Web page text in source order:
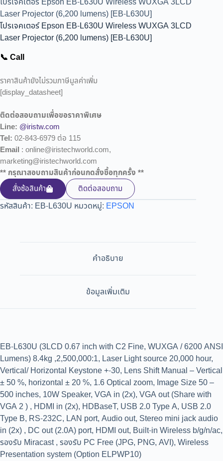
Laser Projector (6,200 lumens) [EB-L630U]
โปรเจคเตอร์ Epson EB-L630U Wireless WUXGA 3LCD
Laser Projector (6,200 lumens) [EB-L630U]
📞 Call
ราคาสินค้ายังไม่รวมภาษีมูลค่าเพิ่ม
[display_datasheet]
ติดต่อสอบถามเพื่อขอราคาพิเศษ
Line: @iristw.com
Tel: 02-843-6979 ต่อ 115
Email : online@iristechworld.com,
marketing@iristechworld.com
** กรุณาสอบถามสินค้าก่อนกดสั่งซื้อทุกครั้ง **
สั่งซ้อสินค้า
ติดต่อสอบถาม
รหัสสินค้า: EB-L630U หมวดหมู่: EPSON
คำอธิบาย
ข้อมูลเพิ่มเติม
EB-L630U (3LCD 0.67 inch with C2 Fine, WUXGA / 6200 ANSI
Lumens) 8.4kg ,2,500,000:1, Laser Light source 20,000 hour,
Vertical/ Horizontal Keystone +-30, Lens Shift Manual – Vertical
± 50 %, horizontal ± 20 %, 1.6 Optical zoom, Image Size 50 –
500 inches, 10W Speaker, VGA in (2x), VGA out (Share with
VGA 2 ) , HDMI in (2x), HDBaseT, USB 2.0 Type A, USB 2.0
Type B, RS-232C, LAN port, Audio out, Stereo mini jack audio
in (2x) , DC out (2.0A) port, HDMI out, Built-in Wireless b/g/n/ac,
รองรับ Miracast , รองรับ PC Free (JPG, PNG, AVI), Wireless
Presentation system (Option ELPWP10)